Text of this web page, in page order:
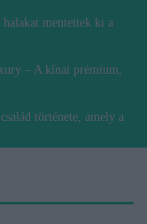
halakat mentettek ki a
– A kínai prémium,
története, amely a